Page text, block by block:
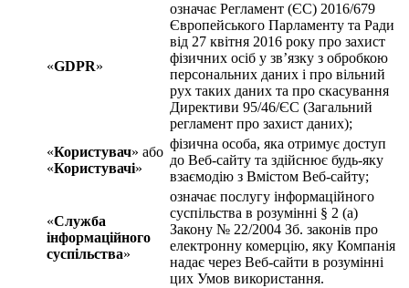
«GDPR»
означає Регламент (ЄС) 2016/679
Європейського Парламенту та Ради
від 27 квітня 2016 року про захист
фізичних осіб у зв’язку з обробкою
персональних даних і про вільний
рух таких даних та про скасування
Директиви 95/46/ЄС (Загальний
регламент про захист даних);
«Користувач» або
«Користувачі»
фізична особа, яка отримує доступ
до Веб-сайту та здійснює будь-яку
взаємодію з Вмістом Веб-сайту;
«Служба
інформаційного
суспільства»
означає послугу інформаційного
суспільства в розумінні § 2 (a)
Закону № 22/2004 Зб. законів про
електронну комерцію, яку Компанія
надає через Веб-сайти в розумінні
цих Умов використання.